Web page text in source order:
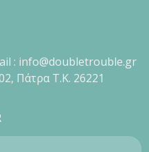
: info@doubletrouble.gr
Πάτρα Τ.Κ. 26221